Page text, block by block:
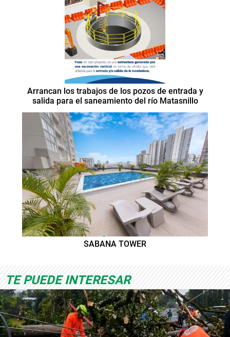
Arrancan los trabajos de los pozos de entrada y
salida para el saneamiento del río Matasnillo
SABANA TOWER
TE PUEDE INTERESAR